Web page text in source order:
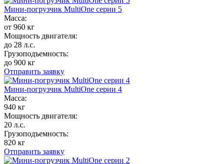
Мини-погрузчик MultiОne серии 5
Масса:
от 960 кг
Мощность двигателя:
до 28 л.с.
Грузоподъемность:
до 900 кг
Отправить заявку
Мини-погрузчик MultiОne серии 4
Масса:
940 кг
Мощность двигателя:
20 л.с.
Грузоподъемность:
820 кг
Отправить заявку